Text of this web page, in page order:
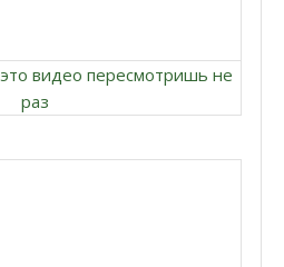
видео пересмотришь не
раз